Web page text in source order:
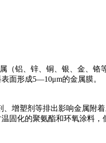
铝、锌、铜、银、金、铬
面形成5—10μm的金属膜。
增塑剂等排出影响金属附
固化的聚氨酯和环氧涂料